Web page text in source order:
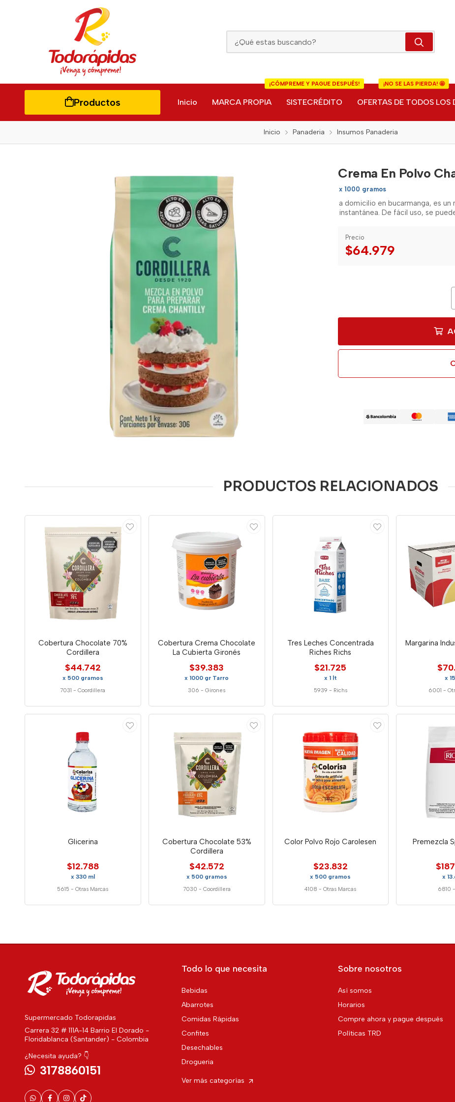
Productos Inicio MARCA PROPIA SISTECRÉDITO
¡CÓMPREME Y PAGUE DESPUÉS!
OFERTAS DE TODOS LOS
¡NO SE LAS PIERDA! 🤩
Inicio Panaderia Insumos Panaderia
Crema En Polvo
x 1000 gramos
a domicilio en bucarmanga, es
instantánea. De fácil uso, se
Precio
$64.979
PRODUCTOS RELACIONADOS
Cobertura Chocolate 70%
Cordillera
$44.742
x 500 gramos
7031 -Coordillera
Cobertura Crema Chocolate
La Cubierta Gironés
$39.383
x 1000 gr Tarro
306 -Girones
Tres Leches Concentrada
Riches Richs
$21.725
x 1 lt
5939 - Richs
Margarina
x
6001 -
Glicerina
$12.788
x 330 ml
5615 -Otras Marcas
Cobertura Chocolate 53%
Cordillera
$42.572
x 500 gramos
7030 - Coordillera
Color Polvo Rojo Carolesen
$23.832
x 500 gramos
4108 -Otras Marcas
Premezcla
x
6810 -
Supermercado Todorapidas
Carrera 32 # 111A-14 Barrio El Dorado -
Floridablanca (Santander) - Colombia
¿Necesita ayuda? 👇
3178860151
Todo lo que necesita
Bebidas
Abarrotes
Comidas Rápidas
Confites
Desechables
Drogueria
Ver más categorías
Sobre nosotros
Así somos
Horarios
Compre ahora y pague después
Políticas TRD